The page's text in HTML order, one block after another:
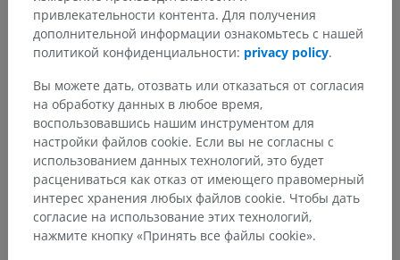
Анатомическая иерархия
привлекательности контента. Для получения
дополнительной информации ознакомьтесь с нашей
политикой конфиденциальности: privacy policy.
Вы можете дать, отозвать или отказаться от согласия
на обработку данных в любое время,
воспользовавшись нашим инструментом для
настройки файлов cookie. Если вы не согласны с
использованием данных технологий, это будет
расцениваться как отказ от имеющего правомерный
интерес хранения любых файлов cookie. Чтобы дать
согласие на использование этих технологий,
нажмите кнопку «Принять все файлы cookie».